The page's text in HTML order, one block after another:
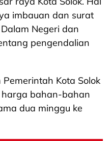
imbauan dan surat
Negeri dan
pengendalian
Kota Solok
bahan-bahan
dua minggu ke